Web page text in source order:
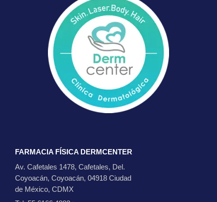
FARMACIA FÍSICA DERMCENTER
Av. Cafetales 1478, Cafetales, Del.
Coyoacán, Coyoacán, 04918 Ciudad
de México, CDMX